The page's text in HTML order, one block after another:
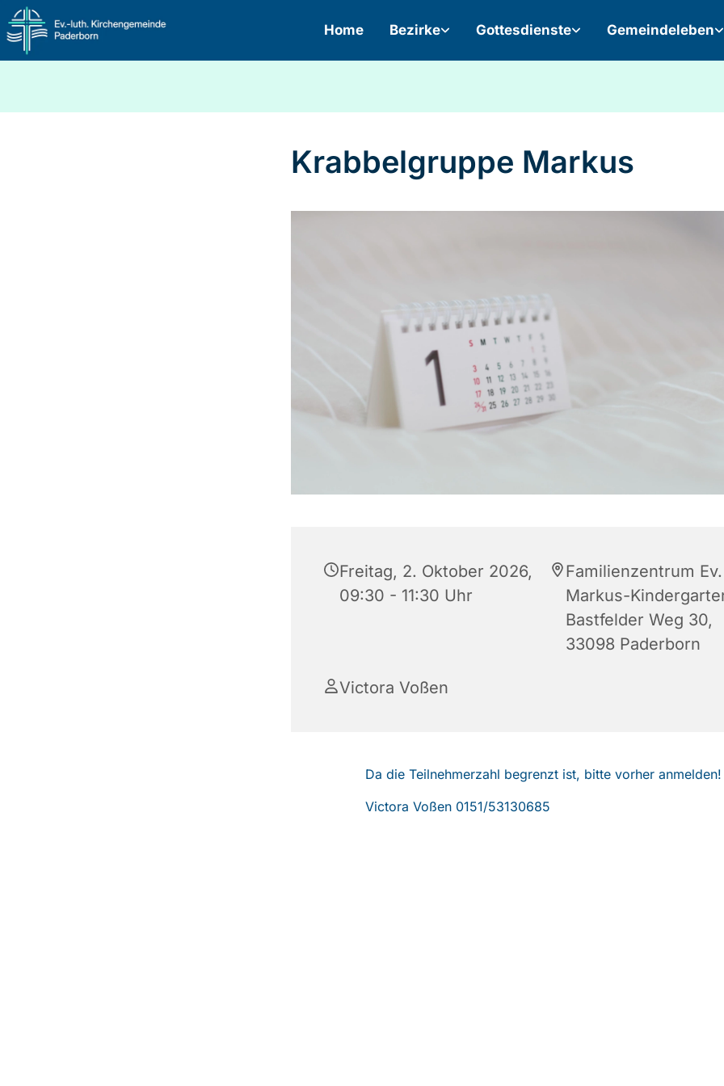
Home Bezirke Gottesdienste Gemeindeleben
Krabbelgruppe Markus
Freitag, 2. Oktober 2026,
09:30 - 11:30 Uhr
Familienzentrum Ev.
Markus-
Bastfelder Weg 30,
33098 Paderborn
Victora Voßen
Da die Teilnehmerzahl begrenzt ist, bitte vorher anmelden!
Victora Voßen 0151/53130685